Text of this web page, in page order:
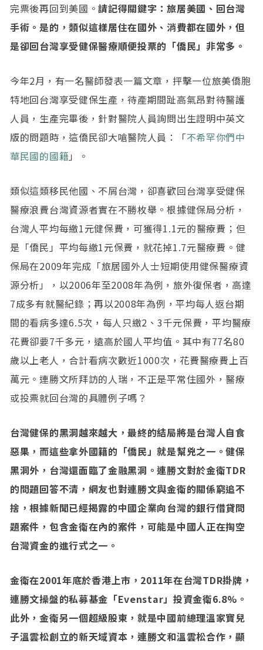
完票後再回到美國。請記得關鍵字：旅居美國、回台灣
手術。是的，類似這樣居住在國外、消費都在國外，但
是卻回台灣享受健保醫療順便投票的「僑民」非常多。
今年2月，有一名醫師發表一篇文章，抨擊一位旅美僑胞
特地回台灣享受健保生產，待產期間趾高氣昂對待醫護
人員，生產完畢後，針對醫院人員詢問出生證明中英文
版的問題時，這僑民卻大嗆醫院人員：「不希罕你們中
華民國的國籍 」。
類似這類移民他國、不屑台灣，卻喜歡回台灣享受健保
醫療浪費台灣資源者實在不勝枚舉。根據健保局分析，
台灣人平均每繳1元健保費，可獲得1.1元的醫療費；但
是「僑民」平均每繳1元保費，就花掉1.7元醫療費。健
保局在2009年完成「旅居國外人士短期使用健保醫療資
源分析」，以2006年至2008年為例，旅外復保者，高達
7成多有就醫紀錄；再以2008年為例，平均每人返台期
間的看病多達6.5次，每人只繳2、3千元保費，平均醫療
花費卻要7千多元，遠高於國人平均值。其中有77名80
歲以上老人，合計看病次數近1000次，花費醫療費上百
萬元。連勝文所拜訪的人瑞，不正是平常住國外，醫療
或投票就回台灣的具體例子嗎？
台灣健保的黑洞越來越大，最終的結局將是台灣人自食
惡果，而這些拿外國籍的「僑民」就是幫兇之一。健保
黑洞外，台灣還面臨了金融黑洞。連勝文對於金衛TDR
的問題回答不清，網友也對連勝文與金衛的關係窮追不
捨，根據新聞已經揭露的中國企業向台灣的銀行借貸問
題案件，包含金衛在內的案件，可能是中國人正在掏空
台灣資金的進行式之一。
金衛在2001年底於香港上市，2011年在台灣TDR掛牌，
連勝文操盤的私募基金「Evenstar」投資金衛6.8%。
此外，金衛另一個超級股東，就是中國前總理溫家寶兒
子溫雲松創立的新天域資本，連勝文和溫雲松合作，顯